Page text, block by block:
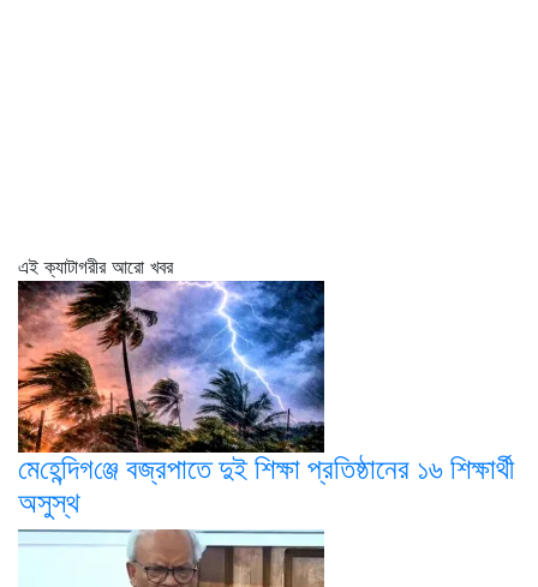
এই ক্যাটাগরীর আরো খবর
মে‌হে‌ন্দিগ‌ঞ্জে বজ্রপাতে দুই শিক্ষা প্রতিষ্ঠানের ১৬ শিক্ষার্থী
অসুস্থ